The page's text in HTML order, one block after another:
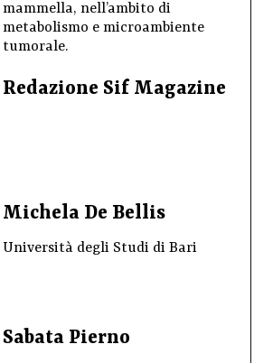
mammella, nell’ambito di
metabolismo e microambiente
tumorale.
Redazione Sif Magazine
Michela De Bellis
Università degli Studi di Bari
Sabata Pierno